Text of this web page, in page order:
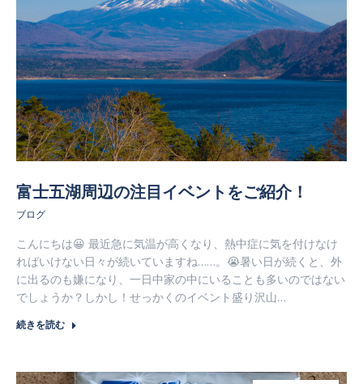
富士五湖周辺の注目イベントをご紹介！
ブログ
こんにちは😀 最近急に気温が高くなり、熱中症に気を付けなけ
ればいけない日々が続いていますね……。😭暑い日が続くと、外
に出るのも嫌になり、一日中家の中にいることも多いのではない
でしょうか？しかし！せっかくのイベント盛り沢山…
続きを読む